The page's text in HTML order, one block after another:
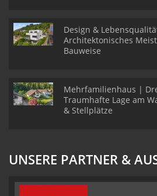
Design &
Architektonisches
Bauweise
Mehrfamilienhaus |
Traumhafte Lage am
& Stellplätze
UNSERE PARTNER &